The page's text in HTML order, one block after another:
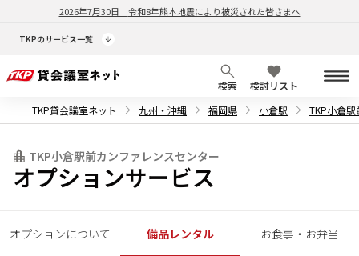
2026年7月30日 令和8年熊本地震により被災された皆さまへ
TKPのサービス一覧
検索
検討リスト
TKP貸会議室ネット
九州・沖縄 福岡県 小倉駅 TKP小倉
TKP小倉駅前カンファレンスセンター
オプションサービス
オプションについて 備品レンタル お食事・お弁当